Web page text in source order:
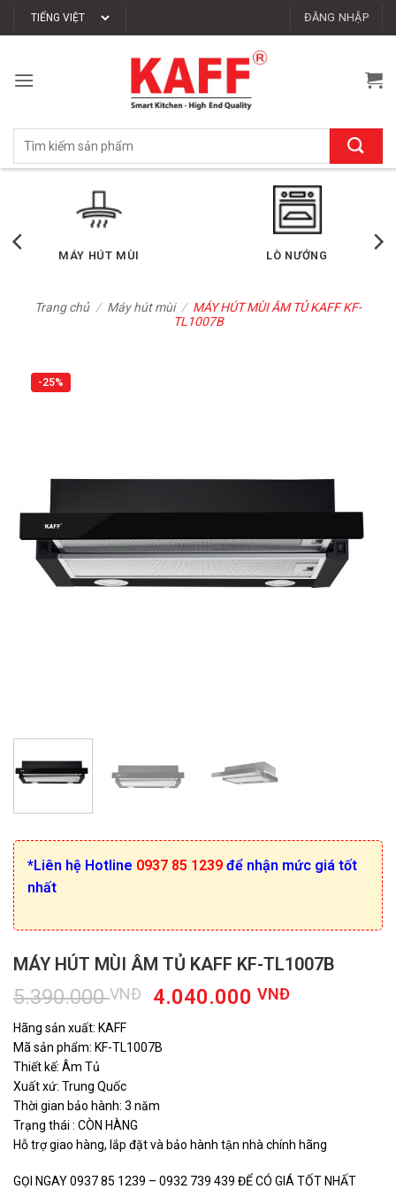
qua
dung
ĐĂNG NHẬP
Tìm
LÒ VI SÓNG MÁY RỬA CHÉN
Trang chủ / Máy hút mùi / MÁY HÚT MÙI ÂM TỦ KAFF KF-
TL1007B
-25%
*Liên hệ Hotline 0937 85 1239 để nhận mức giá tốt
nhất
MÁY HÚT MÙI ÂM TỦ KAFF KF-TL1007B
5.390.000VNĐ
Giá
là:
5.390.000 VNĐ.
4.040.000VNĐGiá
Hãng sản xuất: KAFF
Mã sản phẩm: KF-TL1007B
Thiết kế: Âm Tủ
Xuất xứ: Trung Quốc
Thời gian bảo hành: 3 năm
Trạng thái : CÒN HÀNG
Hỗ trợ giao hàng, lắp đặt và bảo hành tận nhà chính hãng
GỌI NGAY 0937 85 1239 – 0932 739 439 ĐỂ CÓ GIÁ TỐT NHẤT